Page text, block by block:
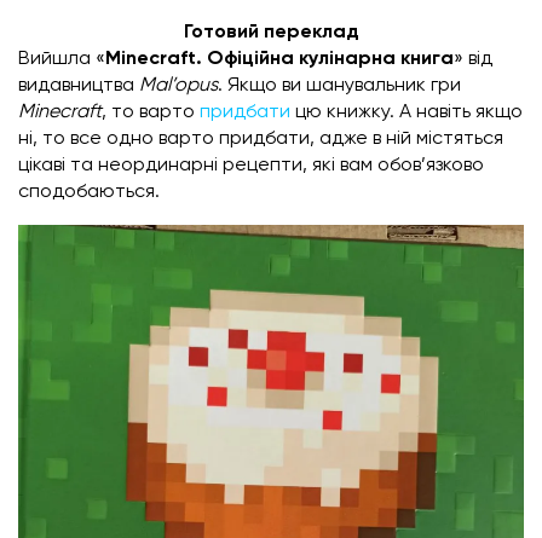
Готовий переклад
Вийшла « Minecraft. Офіційна кулінарна книга» від
видавництва Mal’opus. Якщо ви шанувальник гри
Minecraft, то варто придбати цю книжку. А навіть якщо
ні, то все одно варто придбати, адже в ній містяться
цікаві та неординарні рецепти, які вам обов’язково
сподобаються.